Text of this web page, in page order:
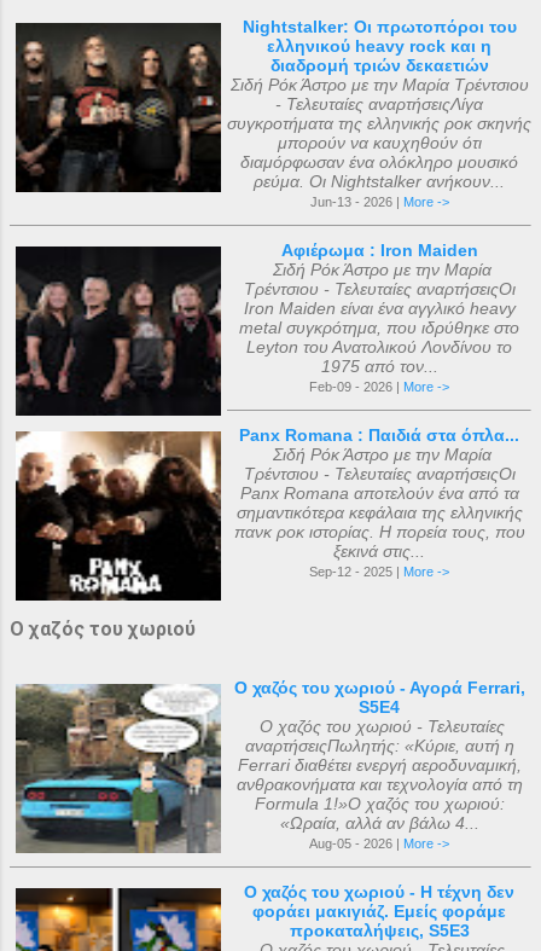
Nightstalker: Οι πρωτοπόροι του
ελληνικού heavy rock και η
διαδρομή τριών δεκαετιών
Σιδή Ρόκ Άστρο με την Μαρία Τρέντσιου
- Τελευταίες αναρτήσειςΛίγα
συγκροτήματα της ελληνικής ροκ σκηνής
μπορούν να καυχηθούν ότι
διαμόρφωσαν ένα ολόκληρο μουσικό
ρεύμα. Οι Nightstalker ανήκουν...
Jun-13 - 2026 | More ->
Αφιέρωμα : Iron Maiden
Σιδή Ρόκ Άστρο με την Μαρία
Τρέντσιου - Τελευταίες αναρτήσειςΟι
Iron Maiden είναι ένα αγγλικό heavy
metal συγκρότημα, που ιδρύθηκε στο
Leyton του Ανατολικού Λονδίνου το
1975 από τον...
Feb-09 - 2026 | More ->
Panx Romana : Παιδιά στα όπλα...
Σιδή Ρόκ Άστρο με την Μαρία
Τρέντσιου - Τελευταίες αναρτήσειςΟι
Panx Romana αποτελούν ένα από τα
σημαντικότερα κεφάλαια της ελληνικής
πανκ ροκ ιστορίας. Η πορεία τους, που
ξεκινά στις...
Sep-12 - 2025 | More ->
Ο χαζός του χωριού
Ο χαζός του χωριού - Αγορά Ferrari,
S5E4
Ο χαζός του χωριού - Τελευταίες
αναρτήσειςΠωλητής: «Κύριε, αυτή η
Ferrari διαθέτει ενεργή αεροδυναμική,
ανθρακονήματα και τεχνολογία από τη
Formula 1!»Ο χαζός του χωριού:
«Ωραία, αλλά αν βάλω 4...
Aug-05 - 2026 | More ->
Ο χαζός του χωριού - Η τέχνη δεν
φοράει μακιγιάζ. Εμείς φοράμε
προκαταλήψεις, S5E3